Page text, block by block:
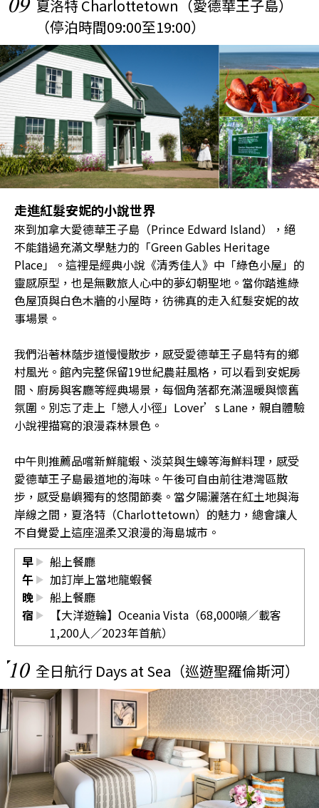
夏洛特 Charlottetown（愛德華王子島）
（停泊時間09:00至19:00）
走進紅髮安妮的小說世界
來到加拿大愛德華王子島（Prince Edward Island），絕
不能錯過充滿文學魅力的「Green Gables Heritage
Place」。這裡是經典小說《清秀佳人》中「綠色小屋」的
靈感原型，也是無數旅人心中的夢幻朝聖地。當你踏進綠
色屋頂與白色木牆的小屋時，彷彿真的走入紅髮安妮的故
事場景。
我們沿著林蔭步道慢慢散步，感受愛德華王子島特有的鄉
村風光。館內完整保留19世紀農莊風格，可以看到安妮房
間、廚房與客廳等經典場景，每個角落都充滿溫暖與懷舊
氛圍。別忘了走上「戀人小徑」Lover’s Lane，親自體驗
小說裡描寫的浪漫森林景色。
中午則推薦品嚐新鮮龍蝦、淡菜與生蠔等海鮮料理，感受
愛德華王子島最道地的海味。午後可自由前往港灣區散
步，感受島嶼獨有的悠閒節奏。當夕陽灑落在紅土地與海
岸線之間，夏洛特（Charlottetown）的魅力，總會讓人
不自覺愛上這座溫柔又浪漫的海島城市。
早
船上餐廳
午
加訂岸上當地龍蝦餐
晚
船上餐廳
宿
【大洋遊輪】Oceania Vista（68,000噸／載客
1,200人／2023年首航）
10 全日航行 Days at Sea（巡遊聖羅倫斯河）